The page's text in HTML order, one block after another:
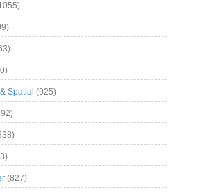
Spatial (925)
(827)